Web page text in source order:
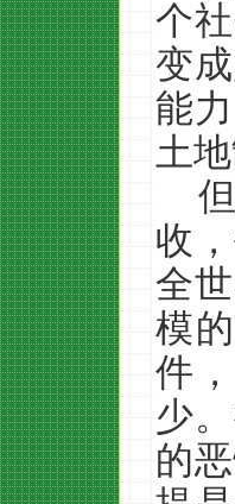
个
变
能
土
收
全
模
件
少
的